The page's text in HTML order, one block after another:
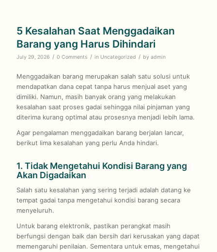
5 Kesalahan Saat Menggadaikan
Barang yang Harus Dihindari
July 29, 2026 / 0 Comments / in Uncategorized / by admin
Menggadaikan barang merupakan salah satu solusi untuk
mendapatkan dana cepat tanpa harus menjual aset yang
dimiliki. Namun, masih banyak orang yang melakukan
kesalahan saat proses gadai sehingga nilai pinjaman yang
diterima kurang optimal atau prosesnya menjadi lebih lama.
Agar pengalaman menggadaikan barang berjalan lancar,
berikut lima kesalahan yang perlu Anda hindari.
1. Tidak Mengetahui Kondisi Barang yang
Akan Digadaikan
Salah satu kesalahan yang sering terjadi adalah datang ke
tempat gadai tanpa mengetahui kondisi barang secara
menyeluruh.
Untuk barang elektronik, pastikan perangkat masih
berfungsi dengan baik dan bersih dari kerusakan yang dapat
memengaruhi penilaian. Sementara untuk emas, mengetahui